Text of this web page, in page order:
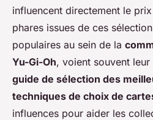
influencent directement le
phares issues de ces
populaires au sein de la
Yu-Gi-Oh, voient souvent
guide de sélection des
techniques de choix de
influences pour aider les